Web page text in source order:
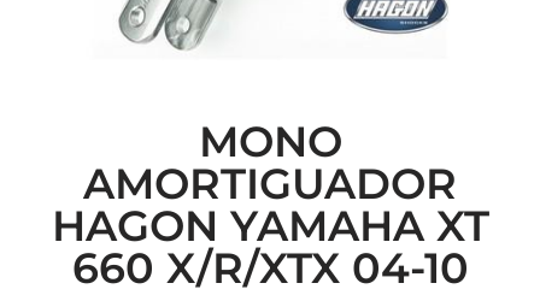
MONO
AMORTIGUADOR
HAGON YAMAHA XT
660 X/R/XTX 04-10